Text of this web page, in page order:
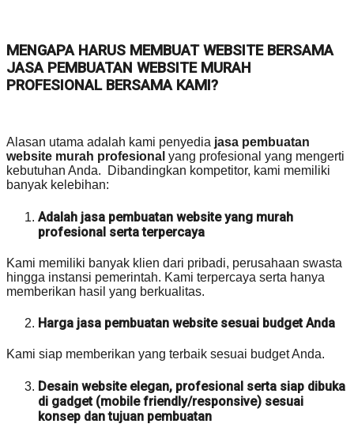
MENGAPA HARUS MEMBUAT WEBSITE BERSAMA
JASA PEMBUATAN WEBSITE MURAH
PROFESIONAL BERSAMA KAMI?
Alasan utama adalah kami penyedia jasa pembuatan
website murah profesional yang profesional yang mengerti
kebutuhan Anda. Dibandingkan kompetitor, kami memiliki
banyak kelebihan:
Adalah jasa pembuatan website yang murah
profesional serta terpercaya
Kami memiliki banyak klien dari pribadi, perusahaan swasta
hingga instansi pemerintah. Kami terpercaya serta hanya
memberikan hasil yang berkualitas.
Harga jasa pembuatan website sesuai budget Anda
Kami siap memberikan yang terbaik sesuai budget Anda.
Desain website elegan, profesional serta siap dibuka
di gadget (mobile friendly/responsive) sesuai
konsep dan tujuan pembuatan